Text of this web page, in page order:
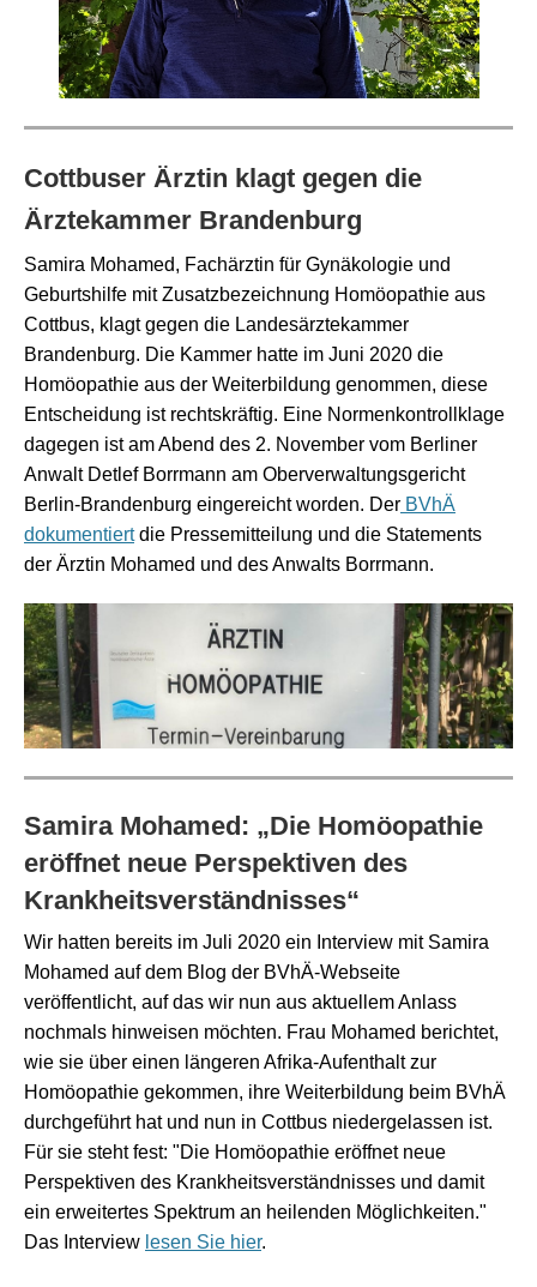
Cottbuser Ärztin klagt gegen die
Ärztekammer Brandenburg
Samira Mohamed, Fachärztin für Gynäkologie und
Geburtshilfe mit Zusatzbezeichnung Homöopathie aus
Cottbus, klagt gegen die Landesärztekammer
Brandenburg. Die Kammer hatte im Juni 2020 die
Homöopathie aus der Weiterbildung genommen, diese
Entscheidung ist rechtskräftig. Eine Normenkontrollklage
dagegen ist am Abend des 2. November vom Berliner
Anwalt Detlef Borrmann am Oberverwaltungsgericht
Berlin-Brandenburg eingereicht worden. Der BVhÄ
dokumentiertdie Pressemitteilung und die Statements
der Ärztin Mohamed und des Anwalts Borrmann.
Samira Mohamed: „Die Homöopathie
eröffnet neue Perspektiven des
Krankheitsverständnisses“
Wir hatten bereits im Juli 2020 ein Interview mit Samira
Mohamed auf dem Blog der BVhÄ-Webseite
veröffentlicht, auf das wir nun aus aktuellem Anlass
nochmals hinweisen möchten. Frau Mohamed berichtet,
wie sie über einen längeren Afrika-Aufenthalt zur
Homöopathie gekommen, ihre Weiterbildung beim BVhÄ
durchgeführt hat und nun in Cottbus niedergelassen ist.
Für sie steht fest: "Die Homöopathie eröffnet neue
Perspektiven des Krankheitsverständnisses und damit
ein erweitertes Spektrum an heilenden Möglichkeiten."
Das Interview lesen Sie hier.